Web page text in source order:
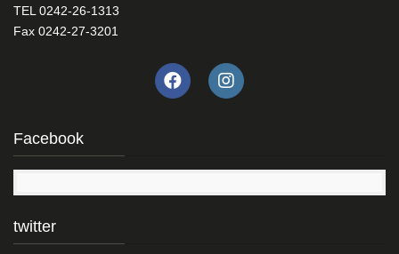
TEL 0242-26-1313
Fax 0242-27-3201
Facebook
twitter